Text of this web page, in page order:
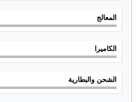
المعالج
الكاميرا
الشحن والبطارية